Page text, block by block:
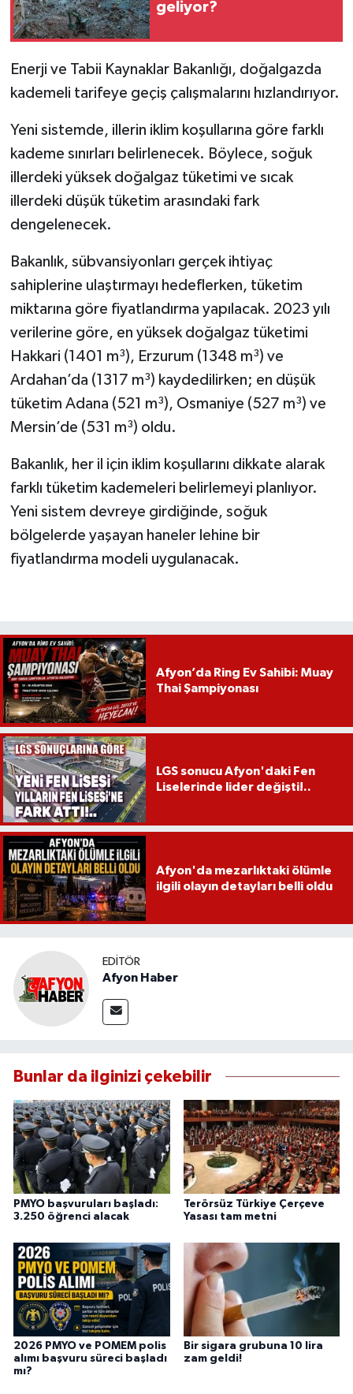
geliyor?
Enerji ve Tabii Kaynaklar Bakanlığı, doğalgazda
kademeli tarifeye geçiş çalışmalarını hızlandırıyor.
Yeni sistemde, illerin iklim koşullarına göre farklı
kademe sınırları belirlenecek. Böylece, soğuk
illerdeki yüksek doğalgaz tüketimi ve sıcak
illerdeki düşük tüketim arasındaki fark
dengelenecek.
Bakanlık, sübvansiyonları gerçek ihtiyaç
sahiplerine ulaştırmayı hedeflerken, tüketim
miktarına göre fiyatlandırma yapılacak. 2023 yılı
verilerine göre, en yüksek doğalgaz tüketimi
Hakkari (1401 m³), Erzurum (1348 m³) ve
Ardahan’da (1317 m³) kaydedilirken; en düşük
tüketim Adana (521 m³), Osmaniye (527 m³) ve
Mersin’de (531 m³) oldu.
Bakanlık, her il için iklim koşullarını dikkate alarak
farklı tüketim kademeleri belirlemeyi planlıyor.
Yeni sistem devreye girdiğinde, soğuk
bölgelerde yaşayan haneler lehine bir
fiyatlandırma modeli uygulanacak.
Afyon’da Ring Ev Sahibi: Muay
Thai Şampiyonası
LGS sonucu Afyon'daki Fen
Liselerinde lider değişti!..
Afyon'da mezarlıktaki ölümle
ilgili olayın detayları belli oldu
EDITÖR
Afyon Haber
Bunlar da ilginizi çekebilir
PMYO başvuruları başladı:
3.250 öğrenci alacak
Terörsüz Türkiye Çerçeve
Yasası tam metni
2026 PMYO ve POMEM polis
alımı başvuru süreci başladı
mı?
Bir sigara grubuna 10 lira
zam geldi!